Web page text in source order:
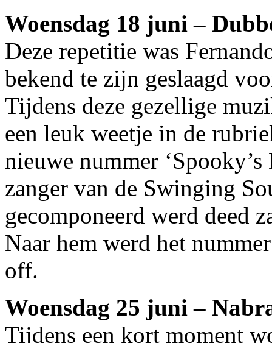
Woensdag 18 juni –
Deze repetitie was
bekend te zijn geslaagd
Tijdens deze gezellige
een leuk weetje in de
nieuwe nummer
zanger van de Swinging
gecomponeerd werd deed
Naar hem werd het
off.
Woensdag 25 juni –
Tijdens een kort moment